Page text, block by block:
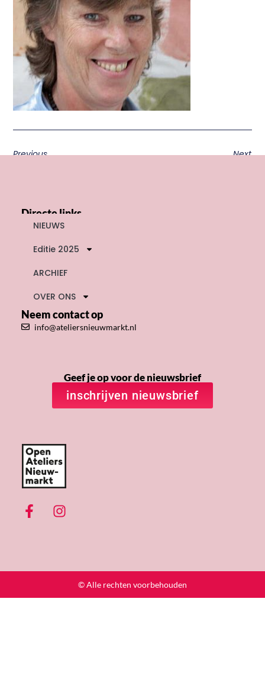
Previous Next
Directe links
NIEUWS
Editie 2025
ARCHIEF
OVER ONS
Neem contact op
info@ateliersnieuwmarkt.nl
Geef je op voor de nieuwsbrief
inschrijven nieuwsbrief
© Alle rechten voorbehouden